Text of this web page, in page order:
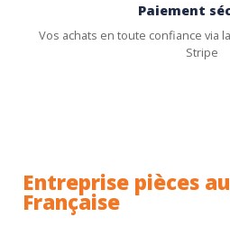
Paiement
Vos achats en toute confiance via
Stripe
Entreprise pièces
Française